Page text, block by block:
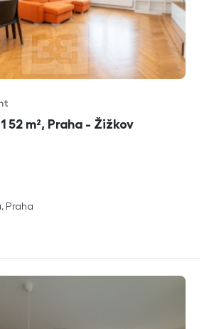
52 m², Praha - Žižkov
Praha